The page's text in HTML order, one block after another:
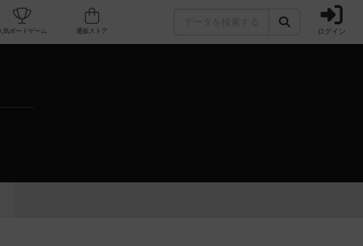
カフェ/店舗 人気ボードゲーム ログイン